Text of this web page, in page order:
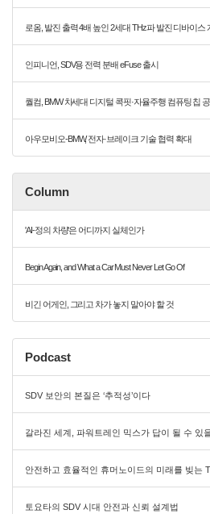
로옴, 발진 출력 4배 높인 2세대 THz파 발진 디바이스
인피니언, SDV용 전력 분배 eFuse 출시
퀄컴, BMW 차세대 디지털 콕핏·자율주행 컴퓨팅 칩
아우모비오-BMW, 전자·브레이크 기술 협력 확대
Column
'AI-정의 차량'은 어디까지 실체인가
Begin Again, and What a Car Must Never Let Go Of
비긴 어게인, 그리고 차가 놓지 말아야 할 것
Podcast
SDV 보안의 본질은 ‘추적성’이다
갈라진 세계, 파워트레인 믹스가 답이 될 수 있
안전하고 효율적인 휴머노이드의 미래를 빚는
토요타의 SDV 시대 안전과 신뢰 설계법